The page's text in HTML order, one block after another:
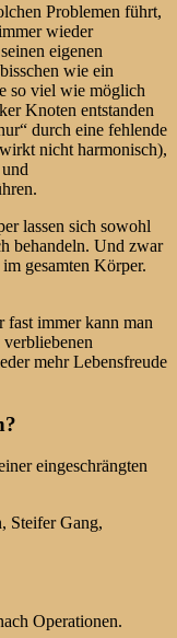
Problemen führt,
wieder
eigenen
wie ein
so viel wie möglich
Knoten entstanden
durch eine fehlende
nicht harmonisch),
lassen sich sowohl
behandeln. Und zwar
gesamten Körper.
fast immer kann man
mehr Lebensfreude
eingeschrängten
Steifer Gang,
Operationen.